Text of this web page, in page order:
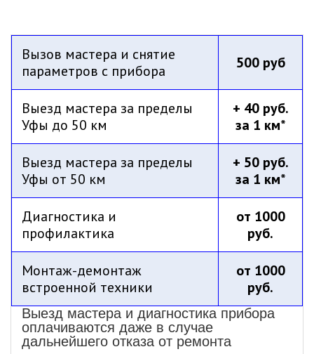
Вызов мастера и снятие
параметров с прибора
500 руб
Выезд мастера за пределы
Уфы до 50 км
+ 40 руб.
за 1 км*
Выезд мастера за пределы
Уфы от 50 км
+ 50 руб.
за 1 км*
Диагностика и
профилактика
от 1000
руб.
Монтаж-демонтаж
встроенной техники
от 1000
руб.
Выезд мастера и диагностика прибора
оплачиваются даже в случае
дальнейшего отказа от ремонта